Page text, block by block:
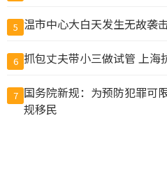
5 温市中心大白天发生无故袭
6 抓包丈夫带小三做试管 上海
7 国务院新规：为预防犯罪可
规移民